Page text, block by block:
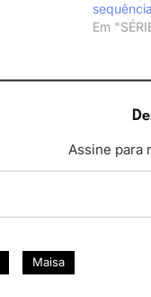
Em
Assine para
Maisa